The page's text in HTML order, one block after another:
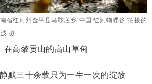
省红河州金平县马鞍底乡“中国·红河蝴蝶谷”拍摄的
摄
在高黎贡山的高山草甸
默三十余载只为一生一次的绽放